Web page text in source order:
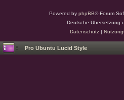
Powered by phpBB® Forum
Deutsche Übersetzung
Datenschutz|
Pro Ubuntu Lucid Style